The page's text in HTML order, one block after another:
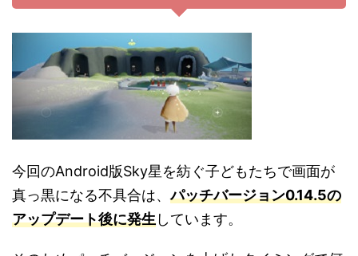
今回のAndroid版Sky星を紡ぐ子どもたちで画面が
真っ黒になる不具合は、パッチバージョン0.14.5の
アップデート後に発生しています。